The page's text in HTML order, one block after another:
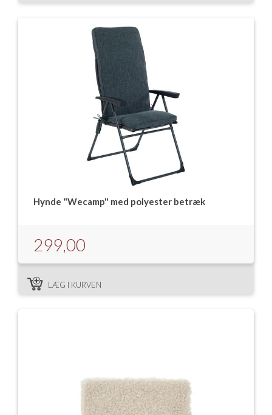
GPDR - Optagelse af foto og video
GPDR - KG Camping Kundeklub
Hynde "Wecamp" med polyester betræk
299,00
LÆG I KURVEN